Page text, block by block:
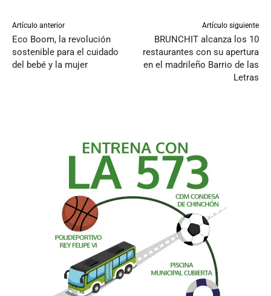
Artículo anterior
Eco Boom, la revolución
sostenible para el cuidado
del bebé y la mujer
Artículo siguiente
BRUNCHIT alcanza los 10
restaurantes con su apertura
en el madrileño Barrio de las
Letras